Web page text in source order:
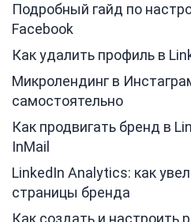
Подробный гайд по
Facebook
Как удалить профиль в
Микролендинг в
самостоятельно
Как продвигать бренд в
InMail
LinkedIn Analytics: как
страницы бренда
Как создать и настроить